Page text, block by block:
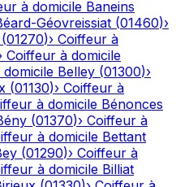
à domicile Baneins
Géovreissiat (01460)›
(01270)› Coiffeur à
Coiffeur à domicile
Belley (01300)›
(01130)› Coiffeur à
à domicile Bénonces
(01370)› Coiffeur à
à domicile Bettant
(01290)› Coiffeur à
à domicile Billiat